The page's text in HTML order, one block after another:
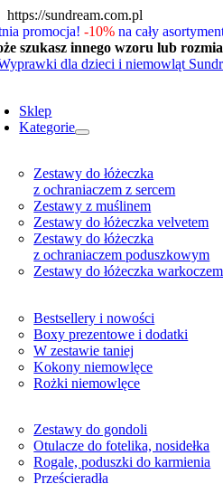
https://sundream.com.pl
to
content
promocja!-10% na cały
szukasz innego wzoru lub
Sklep
Kategorie
Zestawy do łóżeczka
z ochraniaczem z sercem
Zestawy z muślinem
Zestawy do łóżeczka velvetem
Zestawy do łóżeczka
z ochraniaczem poduszkowym
Zestawy do łóżeczka warkoczem
Bestsellery i nowości
Boxy prezentowe i dodatki
W zestawie taniej
Kokony niemowlęce
Rożki niemowlęce
Zestawy do gondoli
Otulacze do fotelika, nosidełka
Rogale, poduszki do karmienia
Prześcieradła